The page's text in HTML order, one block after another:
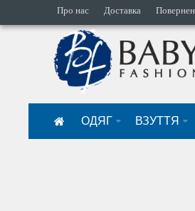
Про нас Доставка
ОДЯГ ВЗУТТЯ